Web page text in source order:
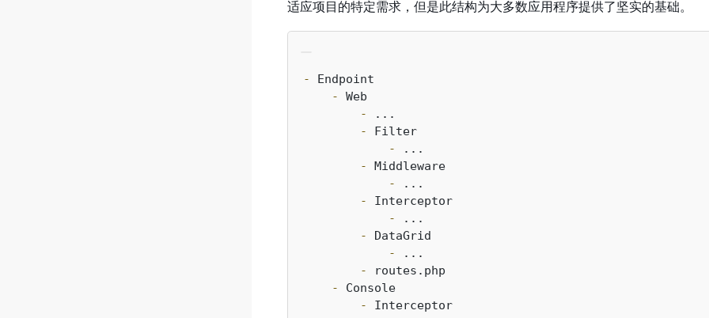
适应项目的特定需求，但是此结构为大多数应用程序提供了坚实的基础。
-
    -
        -
        -
            -
        -
            -
        -
            -
        -
            -
        -
    -
        -